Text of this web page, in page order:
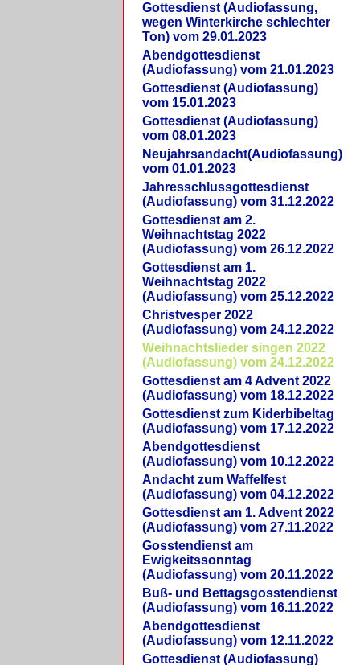
Gottesdienst (Audiofassung,
wegen Winterkirche schlechter
Ton) vom 29.01.2023
Abendgottesdienst
(Audiofassung) vom 21.01.2023
Gottesdienst (Audiofassung)
vom 15.01.2023
Gottesdienst (Audiofassung)
vom 08.01.2023
Neujahrsandacht(Audiofassung)
vom 01.01.2023
Jahresschlussgottesdienst
(Audiofassung) vom 31.12.2022
Gottesdienst am 2.
Weihnachtstag 2022
(Audiofassung) vom 26.12.2022
Gottesdienst am 1.
Weihnachtstag 2022
(Audiofassung) vom 25.12.2022
Christvesper 2022
(Audiofassung) vom 24.12.2022
Weihnachtslieder singen 2022
(Audiofassung) vom 24.12.2022
Gottesdienst am 4 Advent 2022
(Audiofassung) vom 18.12.2022
Gottesdienst zum Kiderbibeltag
(Audiofassung) vom 17.12.2022
Abendgottesdienst
(Audiofassung) vom 10.12.2022
Andacht zum Waffelfest
(Audiofassung) vom 04.12.2022
Gottesdienst am 1. Advent 2022
(Audiofassung) vom 27.11.2022
Gosstendienst am
Ewigkeitssonntag
(Audiofassung) vom 20.11.2022
Buß- und Bettagsgosstendienst
(Audiofassung) vom 16.11.2022
Abendgottesdienst
(Audiofassung) vom 12.11.2022
Gottesdienst (Audiofassung)